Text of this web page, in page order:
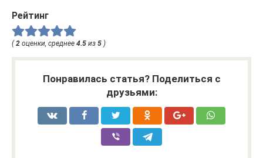
Рейтинг
(2 оценки, среднее 4.5 из 5 )
Понравилась статья? Поделиться с
друзьями: